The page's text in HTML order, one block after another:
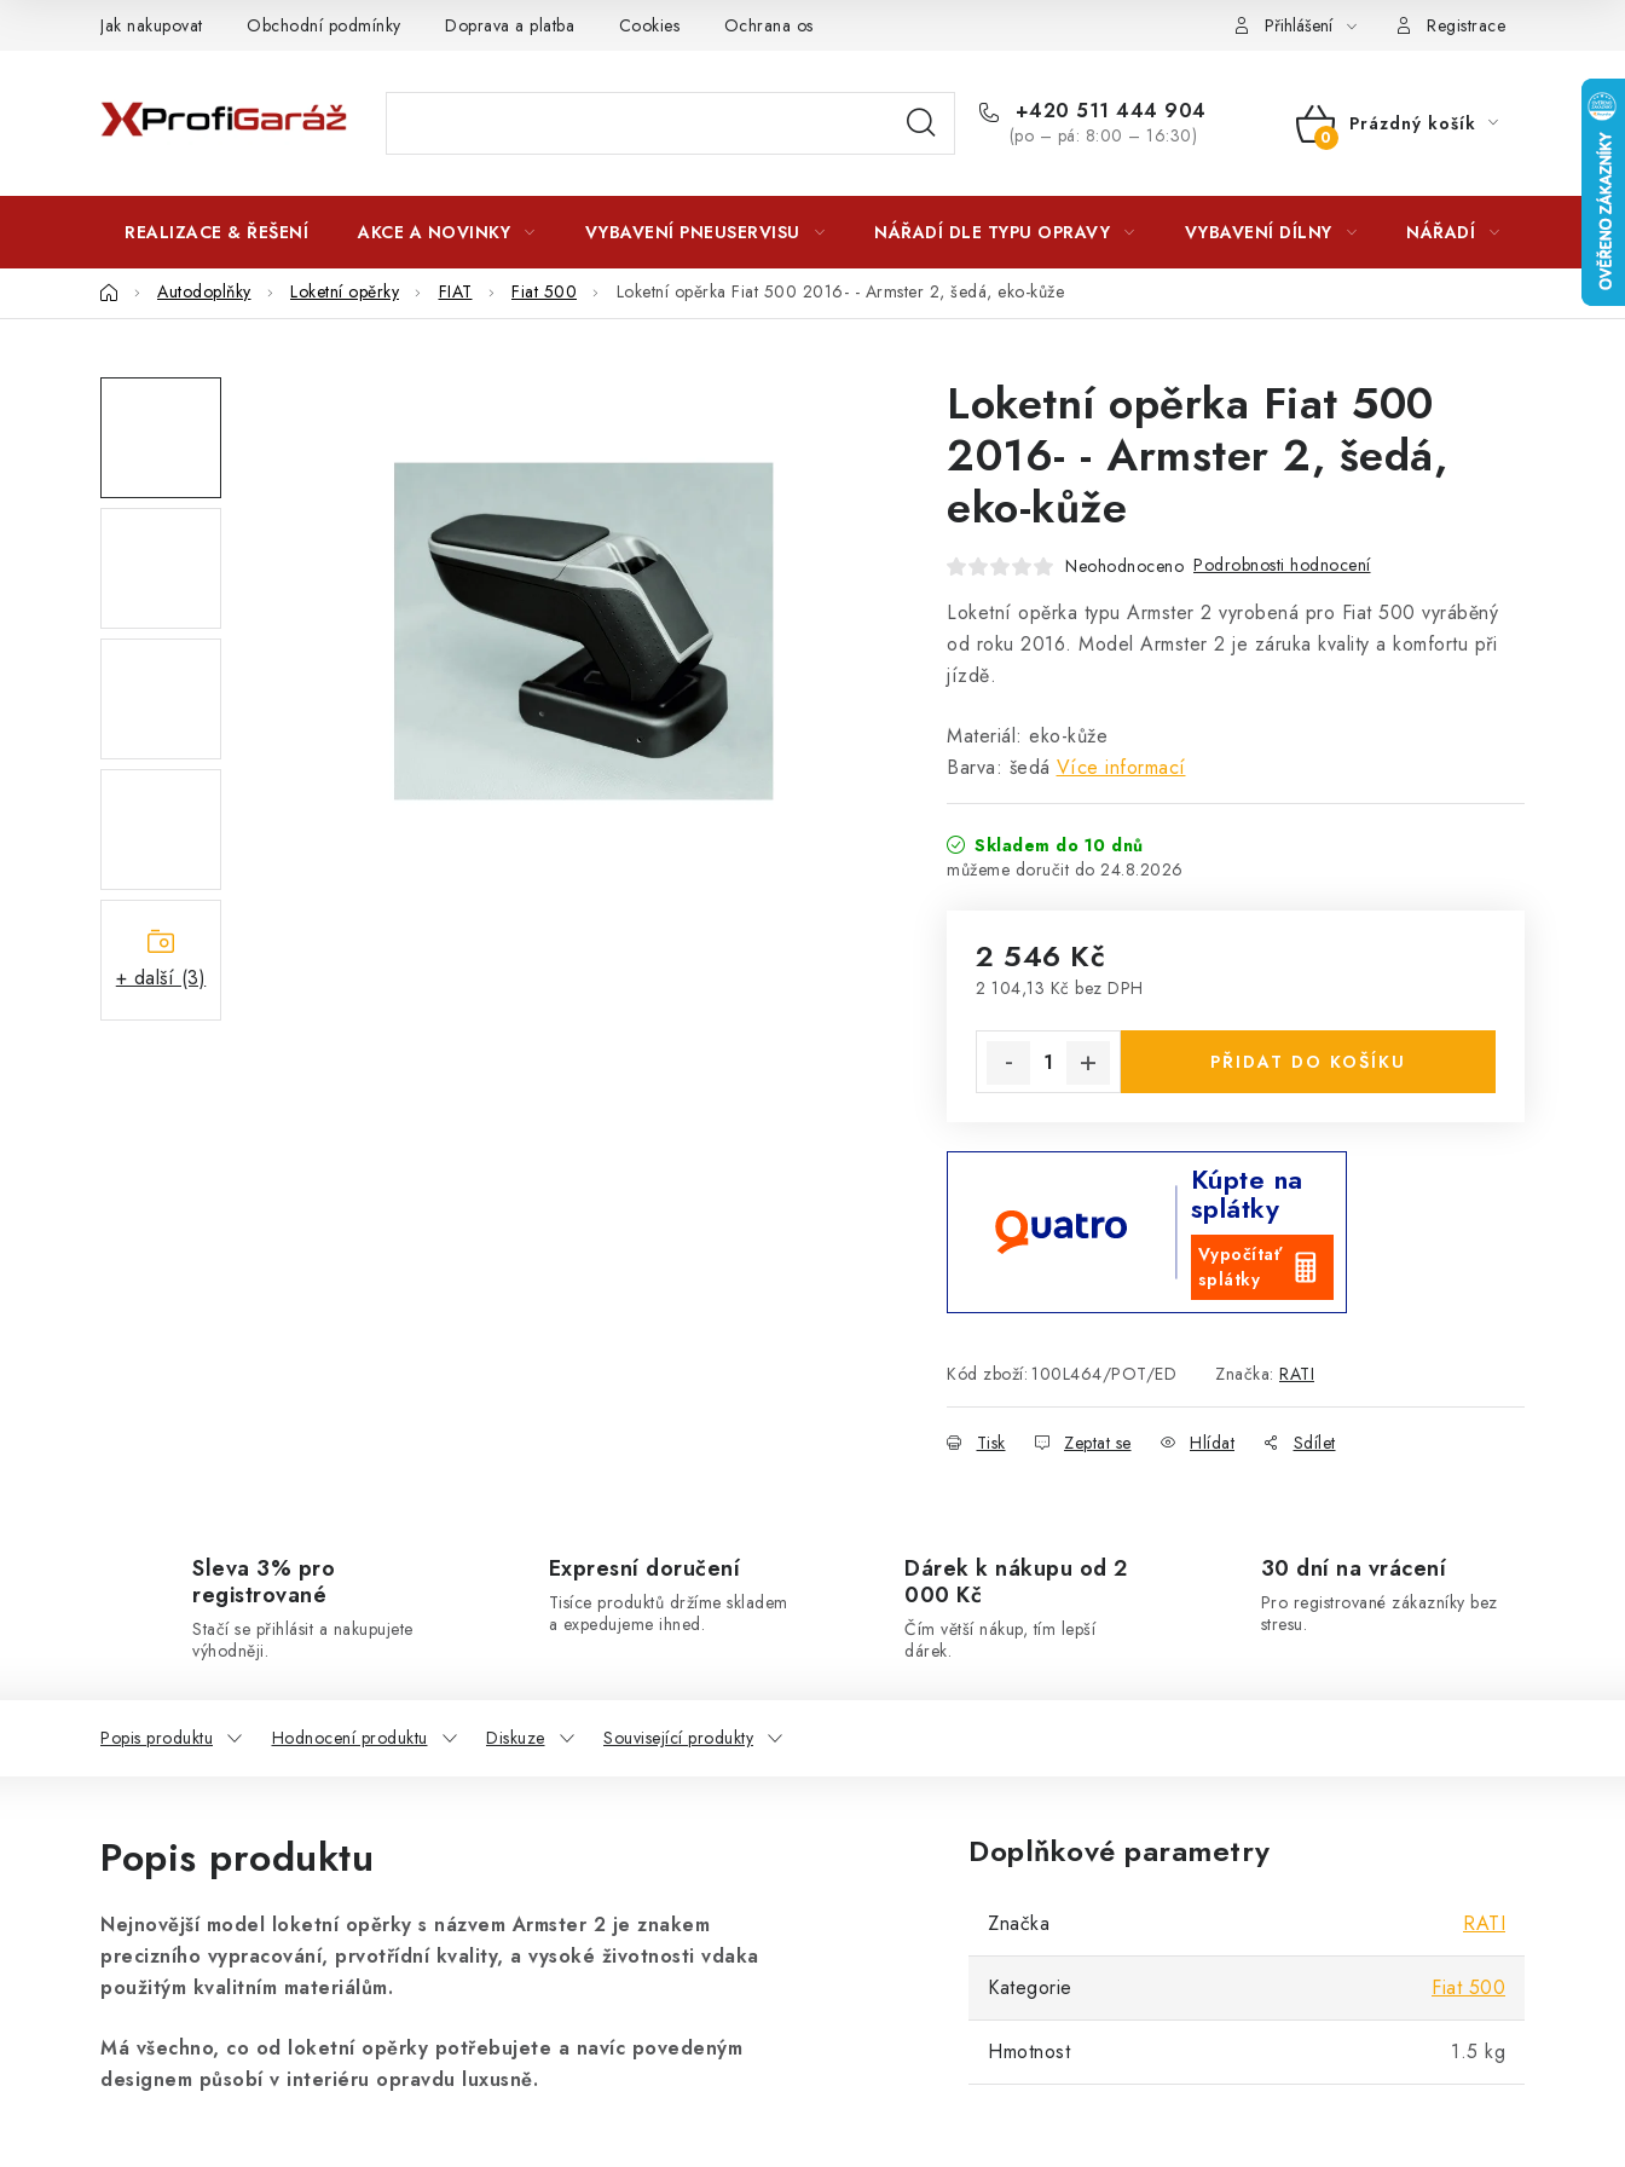
Jak nakupovat Obchodní podmínky Doprava a platba Cookies Ochrana osobních údajú LICENCE K FOTOGRAFIÍM Doplňkové služby
Přihlášení Registrace
+420 511 444 904
(po – pá: 8:00 – 16:30)
NÁKUPNÍ
Prázdný košík
REALIZACE & ŘEŠENÍ AKCE A NOVINKY VYBAVENÍ PNEUSERVISU NÁŘADÍ DLE TYPU OPRAVY VYBAVENÍ DÍLNY NÁŘADÍ
DomůAutodoplňky Loketní opěrky FIAT Fiat 500 Loketní opěrka Fiat 500 2016- - Armster 2, šedá, eko-kůže
+ další (3)
Loketní opěrka Fiat 500
2016- - Armster 2, šedá,
eko-kůže
Neohodnoceno Podrobnosti hodnocení
Loketní opěrka typu Armster 2 vyrobená pro Fiat 500 vyráběný
od roku 2016. Model Armster 2 je záruka kvality a komfortu při
jízdě.
Materiál: eko-kůže
Barva: šedá Více informací
Skladem do 10 dnů
24.8.2026
2 546 Kč
2 104,13 Kč bez DPH
PŘIDAT DO KOŠÍKU
Kúpte na
splátky
Vypočítať
splátky
Kód zboží: 100L464/POT/ED Značka: RATI
Tisk Zeptat se Hlídat Sdílet
Sleva 3% pro
registrované
Stačí se přihlásit a nakupujete
výhodněji.
Expresní doručení
Tisíce produktů držíme skladem
a expedujeme ihned.
Dárek k nákupu od 2
000 Kč
Čím větší nákup, tím lepší
dárek.
30 dní na vrácení
Pro registrované zákazníky bez
stresu.
Popis produktu Hodnocení produktu Diskuze Související produkty
Popis produktu
Nejnovější model loketní opěrky s názvem Armster 2 je znakem
precizního vypracování, prvotřídní kvality, a vysoké životnosti vdaka
použitým kvalitním materiálům.
Má všechno, co od loketní opěrky potřebujete a navíc povedeným
designem působí v interiéru opravdu luxusně.
Doplňkové parametry
Značka RATI
Kategorie Fiat 500
Hmotnost 1.5 kg